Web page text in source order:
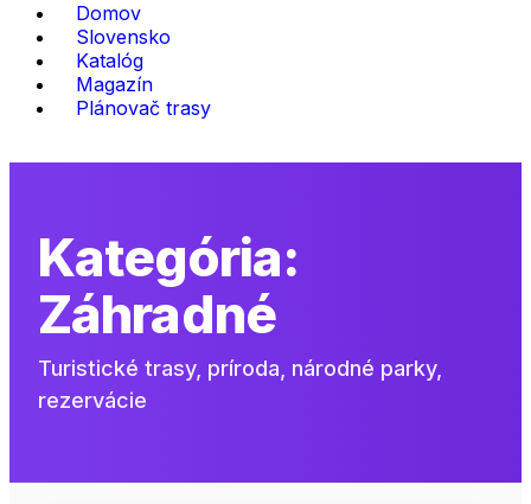
Domov
Slovensko
Katalóg
Magazín
Plánovač trasy
Kategória:
Záhradné
Turistické trasy, príroda, národné parky,
rezervácie